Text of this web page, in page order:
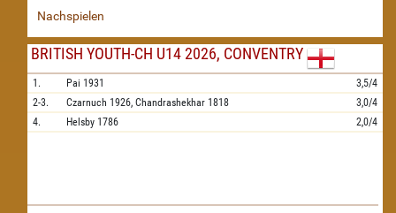
Nachspielen
BRITISH YOUTH-CH U14 2026, CONVENTRY
1. Pai 1931
3,5/4
2-3.
Czarnuch 1926, Chandrashekhar 1818
3,0/4
4.
Helsby 1786 2,0/4